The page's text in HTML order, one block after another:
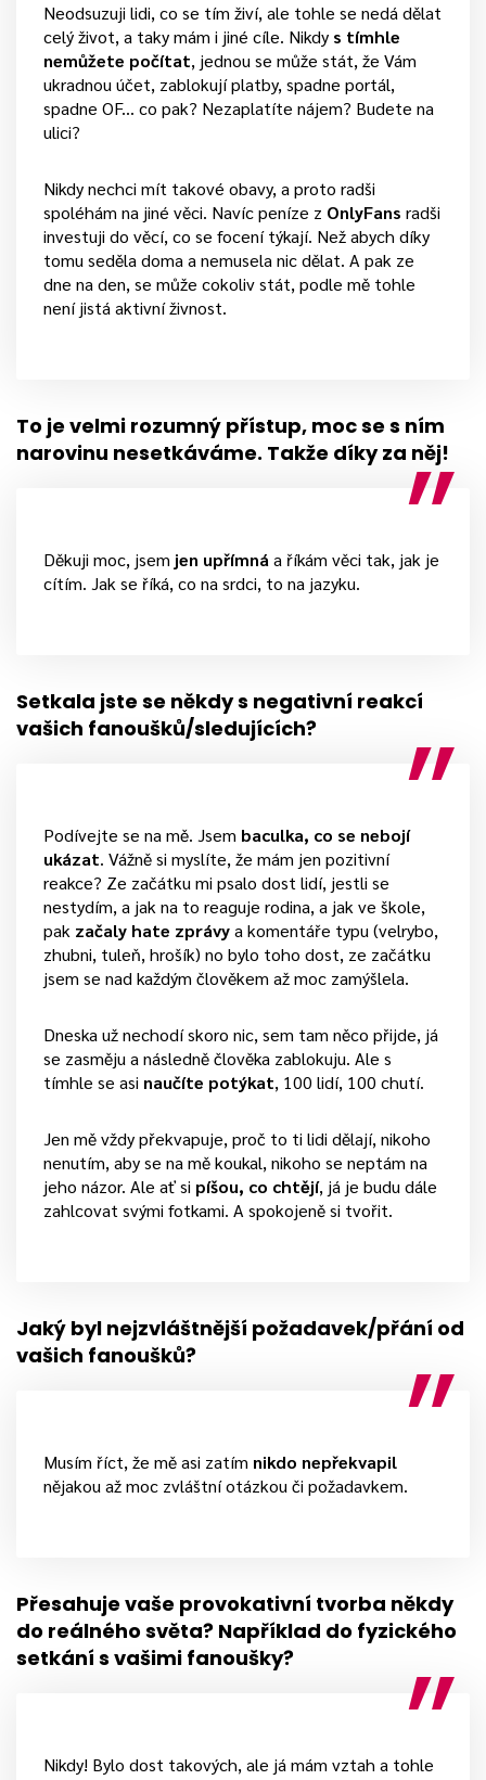
Neodsuzuji lidi, co se tím živí, ale tohle se nedá dělat
celý život, a taky mám i jiné cíle. Nikdy s tímhle
nemůžete počítat, jednou se může stát, že Vám
ukradnou účet, zablokují platby, spadne portál,
spadne OF… co pak? Nezaplatíte nájem? Budete na
ulici?
Nikdy nechci mít takové obavy, a proto radši
spoléhám na jiné věci. Navíc peníze z OnlyFans radši
investuji do věcí, co se focení týkají. Než abych díky
tomu seděla doma a nemusela nic dělat. A pak ze
dne na den, se může cokoliv stát, podle mě tohle
není jistá aktivní živnost.
To je velmi rozumný přístup, moc se s ním
narovinu nesetkáváme. Takže díky za něj!
Děkuji moc, jsem jen upřímná a říkám věci tak, jak je
cítím. Jak se říká, co na srdci, to na jazyku.
Setkala jste se někdy s negativní reakcí
vašich fanoušků/sledujících?
Podívejte se na mě. Jsem baculka, co se nebojí
ukázat. Vážně si myslíte, že mám jen pozitivní
reakce? Ze začátku mi psalo dost lidí, jestli se
nestydím, a jak na to reaguje rodina, a jak ve škole,
pak začaly hate zprávya komentáře typu (velrybo,
zhubni, tuleň, hrošík) no bylo toho dost, ze začátku
jsem se nad každým člověkem až moc zamýšlela.
Dneska už nechodí skoro nic, sem tam něco přijde, já
se zasměju a následně člověka zablokuju. Ale s
tímhle se asi naučíte potýkat, 100 lidí, 100 chutí.
Jen mě vždy překvapuje, proč to ti lidi dělají, nikoho
nenutím, aby se na mě koukal, nikoho se neptám na
jeho názor. Ale ať si píšou, co chtějí, já je budu dále
zahlcovat svými fotkami. A spokojeně si tvořit.
Jaký byl nejzvláštnější požadavek/přání od
vašich fanoušků?
Musím říct, že mě asi zatím nikdo nepřekvapil
nějakou až moc zvláštní otázkou či požadavkem.
Přesahuje vaše provokativní tvorba někdy
do reálného světa? Například do fyzického
setkání s vašimi fanoušky?
Nikdy! Bylo dost takových, ale já mám vztah a tohle